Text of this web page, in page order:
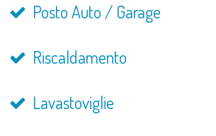
Posto Auto / Garage
Riscaldamento
Lavastoviglie